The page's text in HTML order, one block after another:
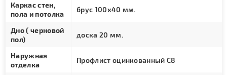
Каркас стен,
пола и потолка
брус 100х40 мм.
Дно ( черновой
пол)
доска 20 мм.
Наружная
отделка
Профлист оцинкованный С8